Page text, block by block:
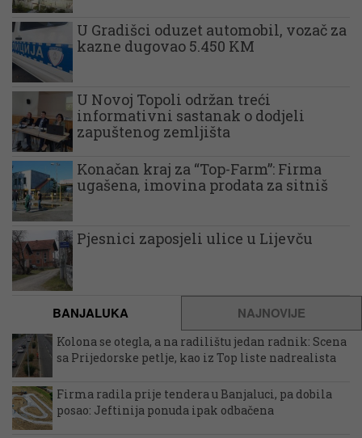
U Gradišci oduzet automobil, vozač za
kazne dugovao 5.450 KM
U Novoj Topoli održan treći
informativni sastanak o dodjeli
zapuštenog zemljišta
Konačan kraj za “Top-Farm”: Firma
ugašena, imovina prodata za sitniš
Pjesnici zaposjeli ulice u Lijevču
BANJALUKA NAJNOVIJE
Kolona se otegla, a na radilištu jedan radnik: Scena
sa Prijedorske petlje, kao iz Top liste nadrealista
Firma radila prije tendera u Banjaluci, pa dobila
posao: Jeftinija ponuda ipak odbačena